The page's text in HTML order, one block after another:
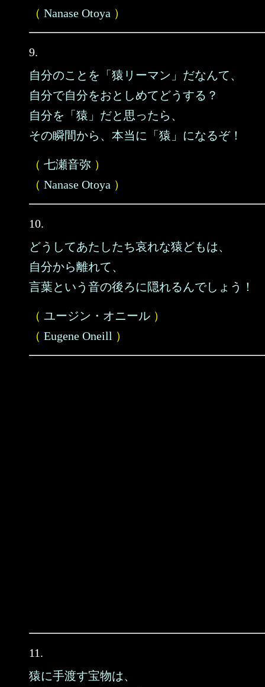
（ Nanase Otoya ）
9.
自分のことを「猿リーマン」だなんて、
自分で自分をおとしめてどうする？
自分を「猿」だと思ったら、
その瞬間から、本当に「猿」になるぞ！
（ 七瀬音弥 ）
（ Nanase Otoya ）
10.
どうしてあたしたち哀れな猿どもは、
自分から離れて、
言葉という音の後ろに隠れるんでしょう！
（ ユージン・オニール ）
（ Eugene Oneill ）
11.
猿に手渡す宝物は、